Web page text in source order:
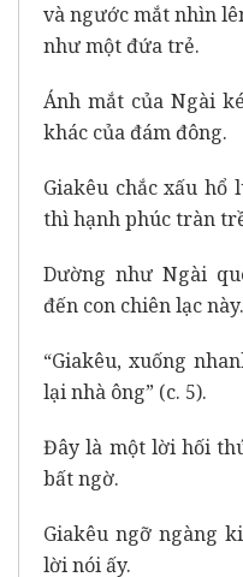
và ngước mắt nhìn
như một đứa trẻ.
Ánh mắt của Ngài
khác của đám đông.
Giakêu chắc xấu hổ
thì hạnh phúc tràn
Dường như Ngài
đến con chiên lạc này.
“Giakêu, xuống
lại nhà ông” (c. 5).
Đây là một lời hối
bất ngờ.
Giakêu ngỡ ngàng
lời nói ấy.